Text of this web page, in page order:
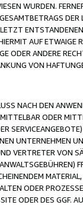
WURDEN.
AUF
ODER ANDERE
VON
NACH DEN
ODER
UNTERNEHMEN
VERTRETER VON
ODER
ODER DES GGF.